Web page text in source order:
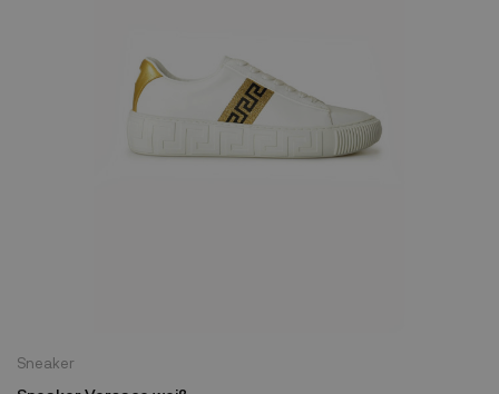
Sneaker